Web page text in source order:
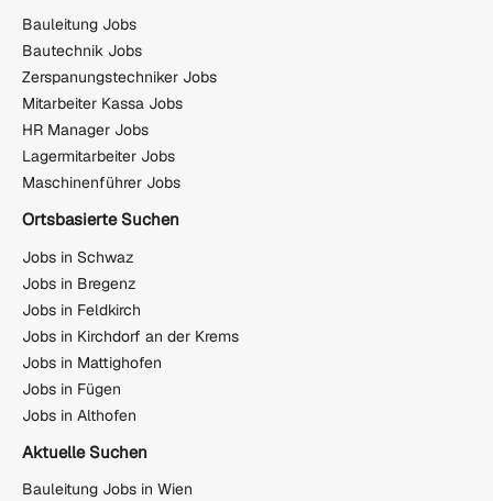
Bauleitung Jobs
Bautechnik Jobs
Zerspanungstechniker Jobs
Mitarbeiter Kassa Jobs
HR Manager Jobs
Lagermitarbeiter Jobs
Maschinenführer Jobs
Ortsbasierte Suchen
Jobs in Schwaz
Jobs in Bregenz
Jobs in Feldkirch
Jobs in Kirchdorf an der Krems
Jobs in Mattighofen
Jobs in Fügen
Jobs in Althofen
Aktuelle Suchen
Bauleitung Jobs in Wien